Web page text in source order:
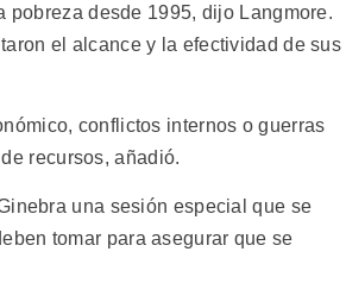
desde 1995, dijo Langmore.
el alcance y la efectividad de sus
conflictos internos o guerras
recursos, añadió.
una sesión especial que se
tomar para asegurar que se